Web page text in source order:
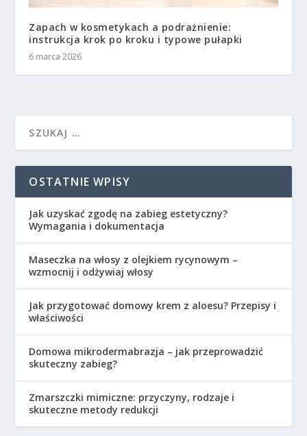
Zapach w kosmetykach a podrażnienie:
instrukcja krok po kroku i typowe pułapki
6 marca 2026
OSTATNIE WPISY
Jak uzyskać zgodę na zabieg estetyczny?
Wymagania i dokumentacja
Maseczka na włosy z olejkiem rycynowym –
wzmocnij i odżywiaj włosy
Jak przygotować domowy krem z aloesu? Przepisy i
właściwości
Domowa mikrodermabrazja – jak przeprowadzić
skuteczny zabieg?
Zmarszczki mimiczne: przyczyny, rodzaje i
skuteczne metody redukcji